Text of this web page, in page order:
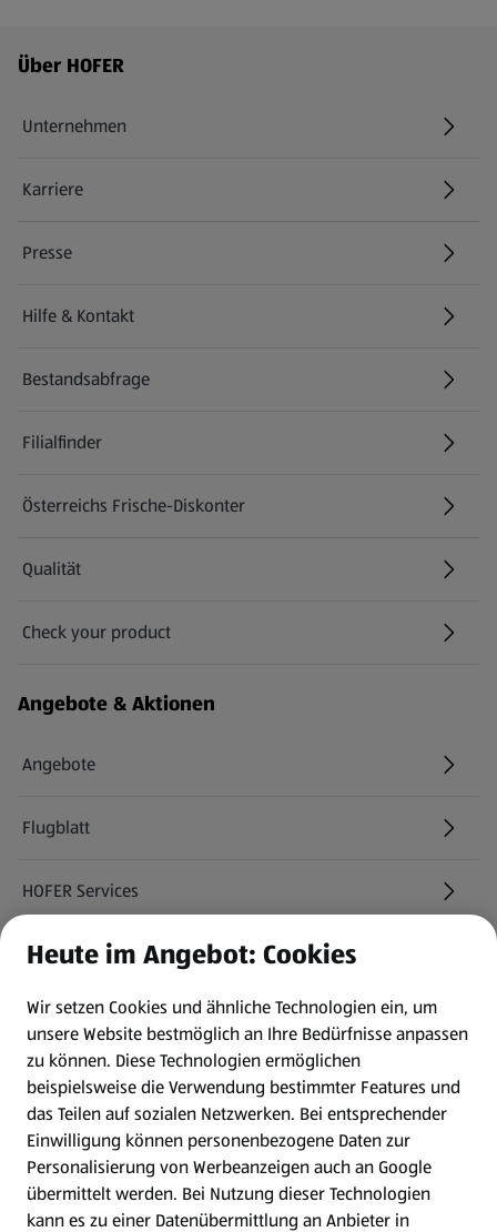
Fußzeilenmenü - weitere Links
Über HOFER
Unternehmen
Karriere
(öffnet in einem neuen Tab)
Presse
Hilfe & Kontakt
(öffnet in einem neuen Tab)
Bestandsabfrage
(öffnet in einem neuen Tab)
Filialfinder
Österreichs Frische-Diskonter
Qualität
Check your product
(öffnet in einem neuen Tab)
Angebote & Aktionen
Angebote
Flugblatt
HOFER Services
Newsletter
WhatsApp
Gewinnspiele
Mein HOFER. Meine Einkäufe.
Meine Meinung. Mein HOFER.
Heute im Angebot: Cookies
Wir setzen Cookies und ähnliche Technologien ein, um
unsere Website bestmöglich an Ihre Bedürfnisse anpassen
zu können. Diese Technologien ermöglichen
beispielsweise die Verwendung bestimmter Features und
das Teilen auf sozialen Netzwerken. Bei entsprechender
Einwilligung können personenbezogene Daten zur
Personalisierung von Werbeanzeigen auch an Google
übermittelt werden. Bei Nutzung dieser Technologien
kann es zu einer Datenübermittlung an Anbieter in